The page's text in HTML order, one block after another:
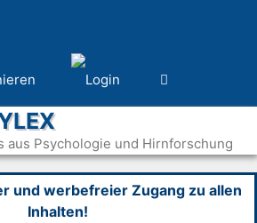
aus Psychologie und Hirnforschung
und werbefreier Zugang zu allen
Inhalten!